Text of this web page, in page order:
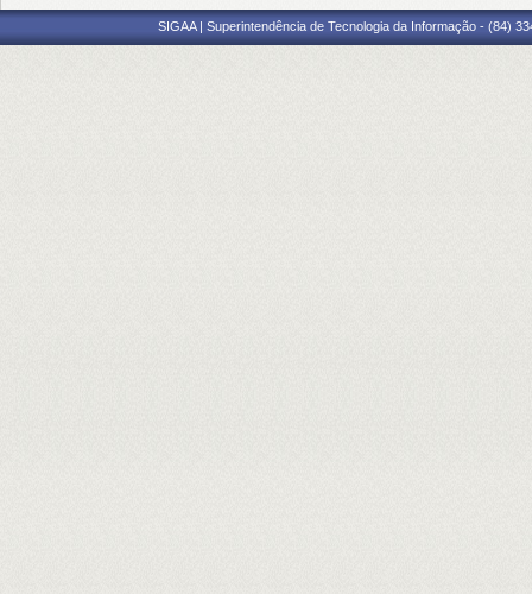
SIGAA | Superintendência de Tecnologia da Informação - (84)